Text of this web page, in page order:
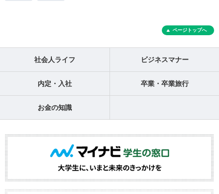
ページトップへ
社会人ライフ ビジネスマナー
内定・入社 卒業・卒業旅行
お金の知識